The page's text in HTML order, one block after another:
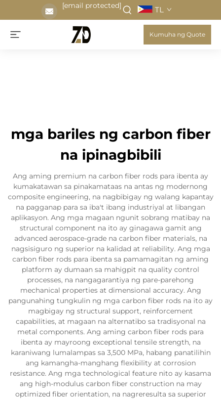
[email protected] TL
Kumuha ng Quote
mga bariles ng carbon fiber
na ipinagbibili
Ang aming premium na carbon fiber rods para ibenta ay
kumakatawan sa pinakamataas na antas ng modernong
composite engineering, na nagbibigay ng walang kapantay
na pagganap para sa iba't ibang industriyal at libangan
aplikasyon. Ang mga magaan ngunit sobrang matibay na
structural component na ito ay ginagawa gamit ang
advanced aerospace-grade na carbon fiber materials, na
nagsisiguro ng superior na kalidad at reliability. Ang mga
carbon fiber rods para ibenta sa pamamagitan ng aming
platform ay dumaan sa mahigpit na quality control
processes, na nangagarantiya ng pare-parehong
mechanical properties at dimensional accuracy. Ang
pangunahing tungkulin ng mga carbon fiber rods na ito ay
magbigay ng structural support, reinforcement
capabilities, at magaan na alternatibo sa tradisyonal na
metal components. Ang aming carbon fiber rods para
ibenta ay mayroong exceptional tensile strength, na
karaniwang lumalampas sa 3,500 MPa, habang panatilihin
ang kamangha-manghang flexibility at corrosion
resistance. Ang mga technological feature nito ay kasama
ang high-modulus carbon fiber construction na may
optimized fiber orientation, na nagreresulta sa superior